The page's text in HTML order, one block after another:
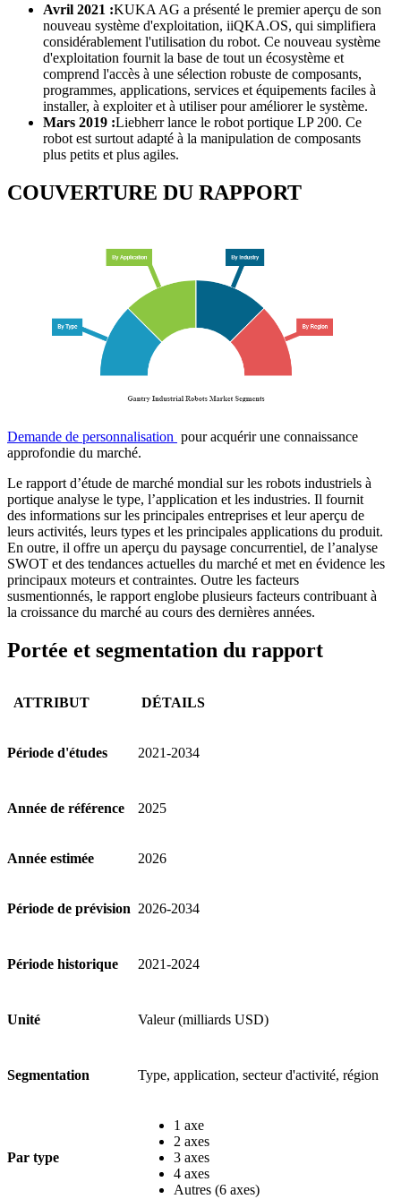
Avril 2021 :KUKA AG a présenté le premier aperçu de son
nouveau système d'exploitation, iiQKA.OS, qui simplifiera
considérablement l'utilisation du robot. Ce nouveau système
d'exploitation fournit la base de tout un écosystème et
comprend l'accès à une sélection robuste de composants,
programmes, applications, services et équipements faciles à
installer, à exploiter et à utiliser pour améliorer le système.
Mars 2019 :Liebherr lance le robot portique LP 200. Ce
robot est surtout adapté à la manipulation de composants
plus petits et plus agiles.
COUVERTURE DU RAPPORT
Demande de personnalisation pour acquérir une connaissance
approfondie du marché.
Le rapport d’étude de marché mondial sur les robots industriels à
portique analyse le type, l’application et les industries. Il fournit
des informations sur les principales entreprises et leur aperçu de
leurs activités, leurs types et les principales applications du produit.
En outre, il offre un aperçu du paysage concurrentiel, de l’analyse
SWOT et des tendances actuelles du marché et met en évidence les
principaux moteurs et contraintes. Outre les facteurs
susmentionnés, le rapport englobe plusieurs facteurs contribuant à
la croissance du marché au cours des dernières années.
Portée et segmentation du rapport
ATTRIBUT DÉTAILS
Période d'études 2021-2034
Année de référence 2025
Année estimée 2026
Période de prévision 2026-2034
Période historique 2021-2024
Unité Valeur (milliards USD)
Segmentation Type, application, secteur d'activité, région
Par type
1 axe
2 axes
3 axes
4 axes
Autres (6 axes)